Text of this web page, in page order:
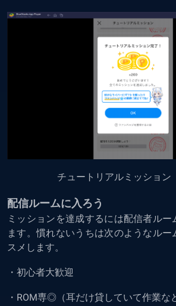
チュートリアルミッショ
配信ルームに入ろう
ミッションを達成するには配信者ルー
ます。慣れないうちは次のようなルー
スメします。
・初心者大歓迎
・ROM専◎（耳だけ貸していて作業な